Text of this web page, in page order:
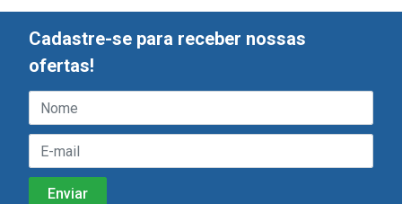
Cadastre-se para receber nossas
ofertas!